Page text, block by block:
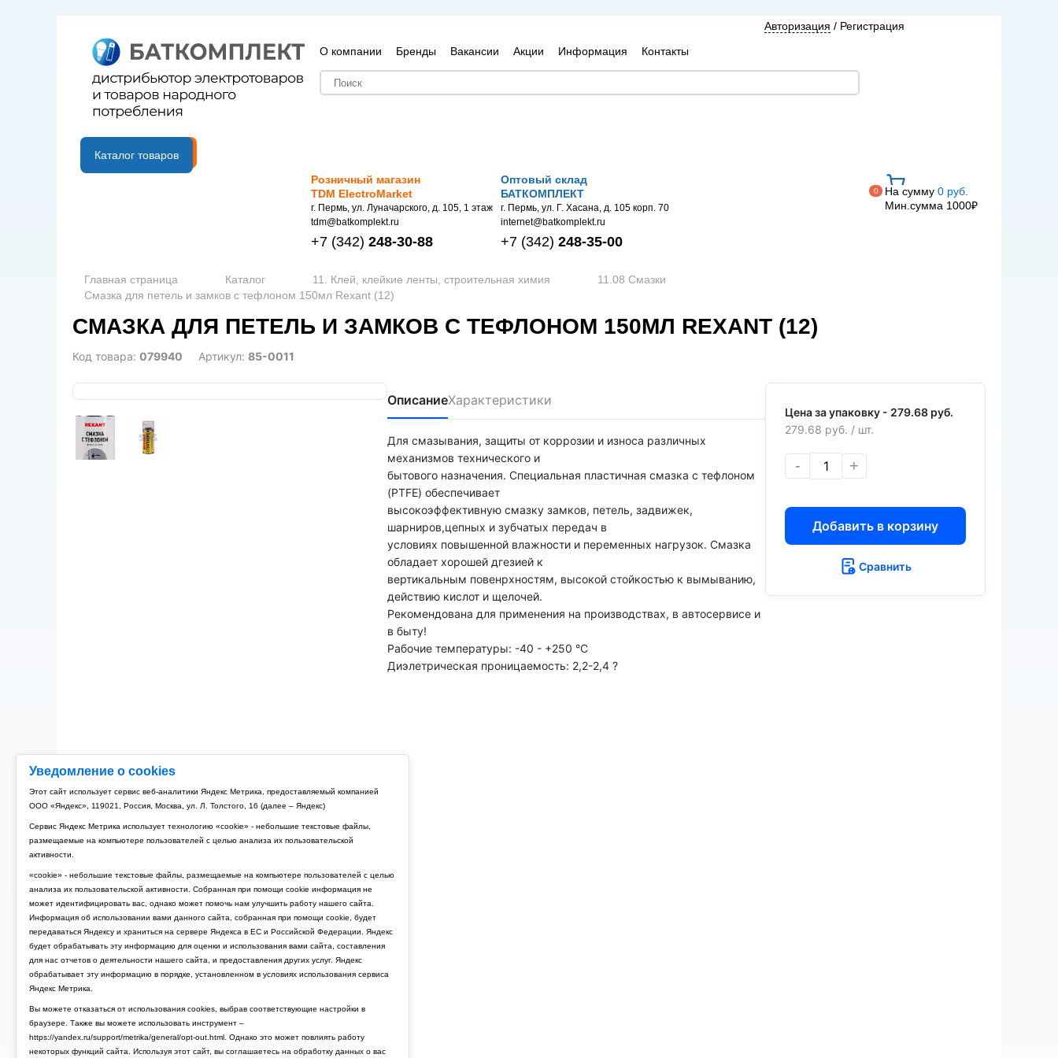
Уведомление о cookies
Этот сайт использует сервис веб-аналитики Яндекс Метрика, предоставляемый компанией
ООО «Яндекс», 119021, Россия, Москва, ул. Л. Толстого, 16 (далее – Яндекс)
Сервис Яндекс Метрика использует технологию «cookie» - небольшие текстовые файлы,
размещаемые на компьютере пользователей с целью анализа их пользовательской
активности.
«cookie» - небольшие текстовые файлы, размещаемые на компьютере пользователей с целью
анализа их пользовательской активности. Собранная при помощи cookie информация не
может идентифицировать вас, однако может помочь нам улучшить работу нашего сайта.
Информация об использовании вами данного сайта, собранная при помощи cookie, будет
передаваться Яндексу и храниться на сервере Яндекса в ЕС и Российской Федерации. Яндекс
будет обрабатывать эту информацию для оценки и использования вами сайта, составления
для нас отчетов о деятельности нашего сайта, и предоставления других услуг. Яндекс
обрабатывает эту информацию в порядке, установленном в условиях использования сервиса
Яндекс Метрика.
Вы можете отказаться от использования cookies, выбрав соответствующие настройки в
браузере. Также вы можете использовать инструмент –
https://yandex.ru/support/metrika/general/opt-out.html. Однако это может повлиять работу
некоторых функций сайта. Используя этот сайт, вы соглашаетесь на обработку данных о вас
О компании Бренды Вакансии Акции Информация Контакты
Авторизация / Регистрация
B2B портал
Каталог товаров
Розничный магазин
TDM ElectroMarket
г. Пермь, ул. Луначарского, д. 105, 1 этаж
tdm@batkomplekt.ru
+7 (342) 248-30-88
Оптовый склад
БАТКОМПЛЕКТ
г. Пермь, ул. Г. Хасана, д. 105 корп. 70
internet@batkomplekt.ru
+7 (342) 248-35-00
0 На сумму 0 руб.
Мин.сумма 1000₽
Главная страница Каталог 11. Клей, клейкие ленты, строительная химия
11.08 Смазки
Смазка для петель и замков с тефлоном 150мл Rexant (12)
СМАЗКА ДЛЯ ПЕТЕЛЬ И ЗАМКОВ С ТЕФЛОНОМ 150МЛ REXANT (12)
Код товара: 079940 Артикул: 85-0011
ОписаниеХарактеристики
Для смазывания, защиты от коррозии и износа различных
механизмов технического и
бытового назначения. Специальная пластичная смазка с тефлоном
(PTFE) обеспечивает
высокоэффективную смазку замков, петель, задвижек,
шарниров,цепных и зубчатых передач в
условиях повышенной влажности и переменных нагрузок. Смазка
обладает хорошей дгезией к
вертикальным повенрхностям, высокой стойкостью к вымыванию,
действию кислот и щелочей.
Рекомендована для применения на производствах, в автосервисе и
в быту!
Рабочие температуры: -40 - +250 °C
Диэлетрическая проницаемость: 2,2-2,4 ?
Цена за упаковку - 279.68 руб.
279.68 руб. / шт.
- +
Добавить в корзину
Сравнить